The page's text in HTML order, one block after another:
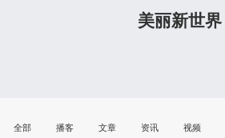
美丽新世界
全部 播客 文章 资讯 视频